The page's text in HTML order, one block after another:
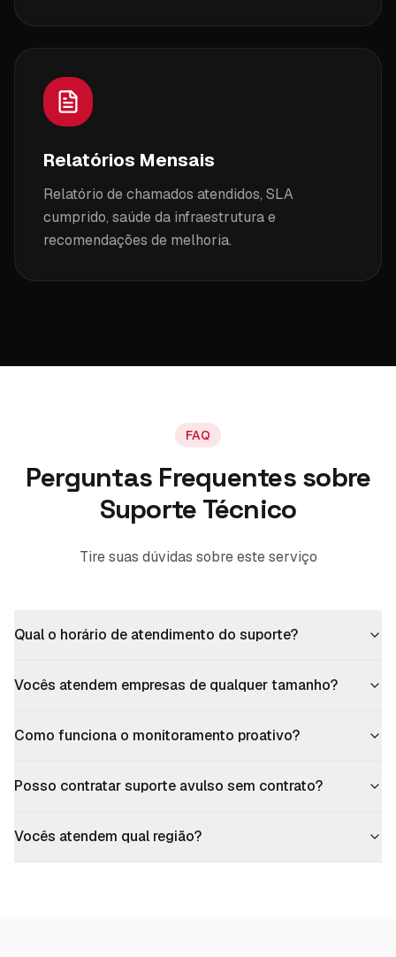
Relatórios Mensais
Relatório de chamados atendidos, SLA
cumprido, saúde da infraestrutura e
recomendações de melhoria.
FAQ
Perguntas Frequentes sobre
Suporte Técnico
Tire suas dúvidas sobre este serviço
Qual o horário de atendimento do suporte?
Vocês atendem empresas de qualquer tamanho?
Como funciona o monitoramento proativo?
Posso contratar suporte avulso sem contrato?
Vocês atendem qual região?